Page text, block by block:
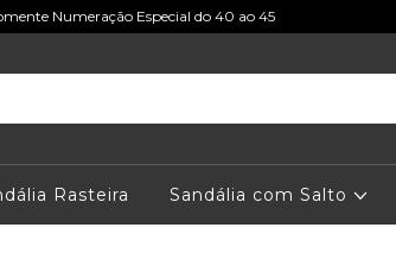
Numeração Especial do 40 ao 45
Rasteira Sandália com Salto